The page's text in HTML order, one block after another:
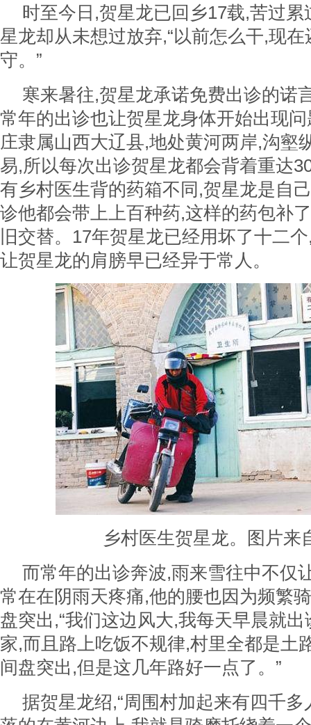
时至今日,贺星龙已回乡17载,苦过
星龙却从未想过放弃,“以前怎么干,现
守。”
寒来暑往,贺星龙承诺免费出诊的诺
常年的出诊也让贺星龙身体开始出现
庄隶属山西大辽县,地处黄河两岸,沟壑
易,所以每次出诊贺星龙都会背着重达
有乡村医生背的药箱不同,贺星龙是自
诊他都会带上上百种药,这样的药包补
旧交替。17年贺星龙已经用坏了十二
让贺星龙的肩膀早已经异于常人。
乡村医生贺星龙。图片来
而常年的出诊奔波,雨来雪往中不仅
常在在阴雨天疼痛,他的腰也因为频繁
盘突出,“我们这边风大,我每天早晨就
家,而且路上吃饭不规律,村里全都是土
间盘突出,但是这几年路好一点了。”
据贺星龙绍,“周围村加起来有四千